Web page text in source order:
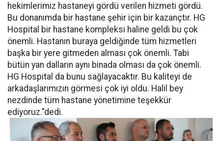
hekimlerimiz hastaneyi gördü verilen hizmeti gördü.
Bu donanımda bir hastane şehir için bir kazançtır. HG
Hospital bir hastane kompleksi haline geldi bu çok
önemli. Hastanın buraya geldiğinde tüm hizmetleri
başka bir yere gitmeden alması çok önemli. Tabi
bütün yan dalların aynı binada olması da çok önemli.
HG Hospital da bunu sağlayacaktır. Bu kaliteyi de
arkadaşlarımızın görmesi çok iyi oldu. Halil bey
nezdinde tüm hastane yönetimine teşekkür
ediyoruz.”dedi.